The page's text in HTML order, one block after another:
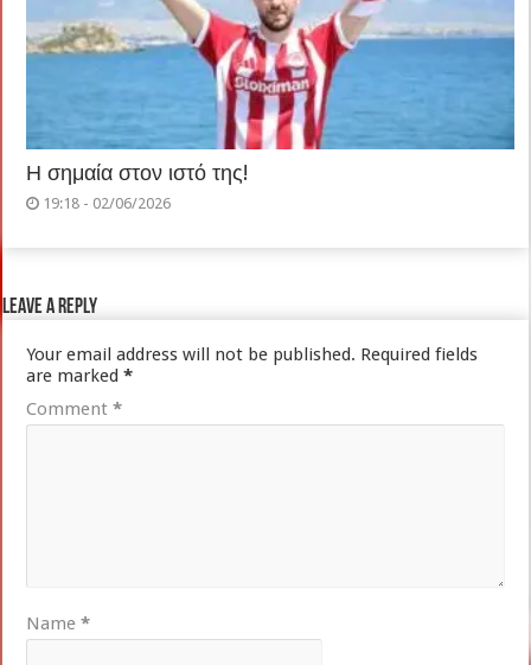
Η σημαία στον ιστό της!
19:18 - 02/06/2026
Leave a Reply
Your email address will not be published. Required fields
are marked*
Comment*
Name*